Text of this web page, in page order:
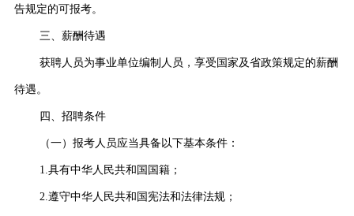
告规定的可报考。
三、薪酬待遇
获聘人员为事业单位编制人员，享受国家及省政策规定的薪酬
待遇。
四、招聘条件
（一）报考人员应当具备以下基本条件：
1.具有中华人民共和国国籍；
2.遵守中华人民共和国宪法和法律法规；